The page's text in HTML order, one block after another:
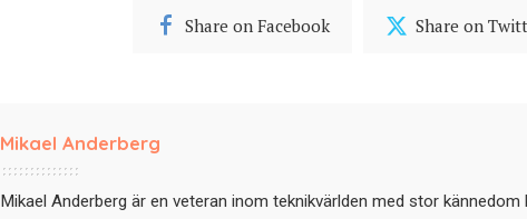
Share on Facebook Share on
Mikael Anderberg
Mikael Anderberg är en veteran inom teknikvärlden med stor kännedom